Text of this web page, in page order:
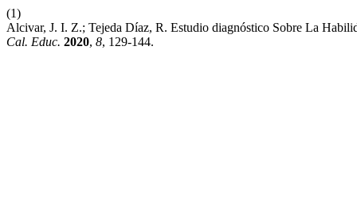
(1)
Alcivar, J. I. Z.; Tejeda Díaz, R. Estudio diagnóstico Sobre La
Cal. Educ. 2020, 8, 129-144.